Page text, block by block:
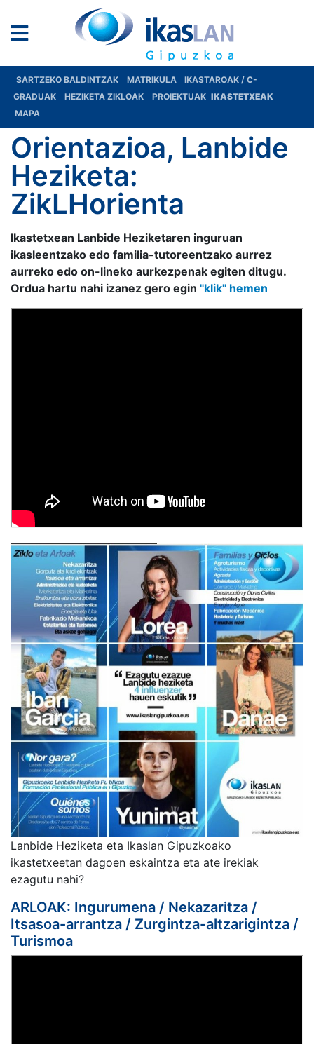
SARTZEKO BALDINTZAK MATRIKULA
IKASTAROAK / C-
GRADUAK
HEZIKETA ZIKLOAK PROIEKTUAK IKASTETXEAK
MAPA
Orientazioa, Lanbide
Heziketa:
ZikLHorienta
Ikastetxean Lanbide Heziketaren inguruan
ikasleentzako edo familia-tutoreentzako aurrez
aurreko edo on-lineko aurkezpenak egiten ditugu.
Ordua hartu nahi izanez gero egin "klik" hemen
Lanbide Heziketa eta Ikaslan Gipuzkoako
ikastetxeetan dagoen eskaintza eta ate irekiak
ezagutu nahi?
ARLOAK: Ingurumena / Nekazaritza /
Itsasoa-arrantza / Zurgintza-altzarigintza /
Turismoa